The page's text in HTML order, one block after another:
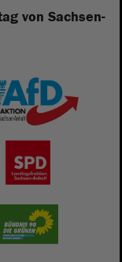
von Sachsen-